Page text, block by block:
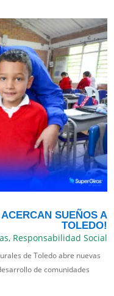
SUEÑOS A
TOLEDO!
, Responsabilidad Social
de Toledo abre nuevas
de comunidades